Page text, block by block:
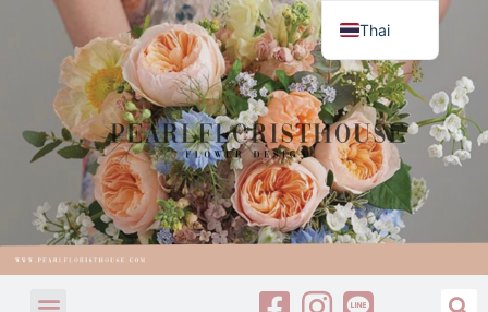
Thai
English